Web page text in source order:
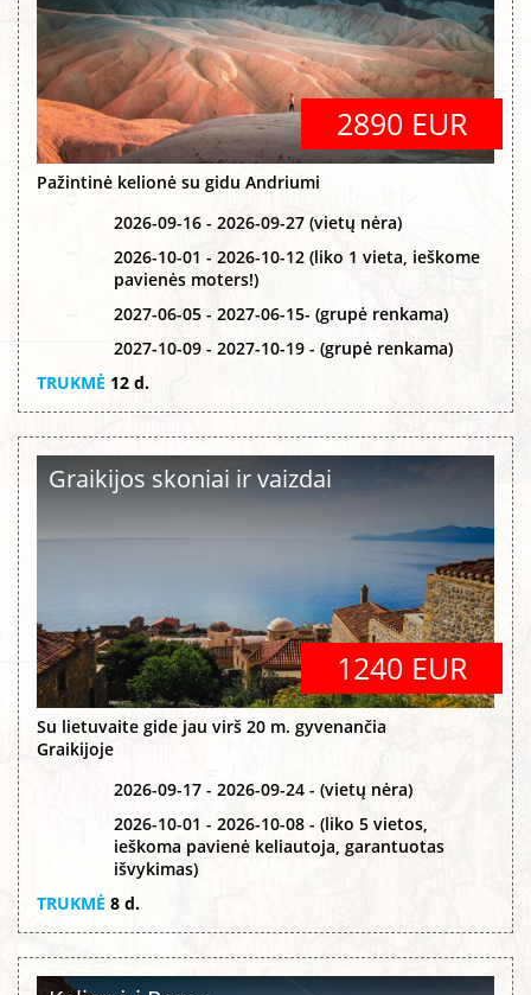
2890 EUR
Pažintinė kelionė su gidu Andriumi
2026-09-16 - 2026-09-27 (vietų nėra)
2026-10-01 - 2026-10-12 (liko 1 vieta, ieškome
pavienės moters!)
2027-06-05 - 2027-06-15- (grupė renkama)
2027-10-09 - 2027-10-19 - (grupė renkama)
TRUKMĖ 12 d.
Graikijos skoniai ir vaizdai
1240 EUR
Su lietuvaite gide jau virš 20 m. gyvenančia
Graikijoje
2026-09-17 - 2026-09-24 - (vietų nėra)
2026-10-01 - 2026-10-08 - (liko 5 vietos,
ieškoma pavienė keliautoja, garantuotas
išvykimas)
TRUKMĖ 8 d.